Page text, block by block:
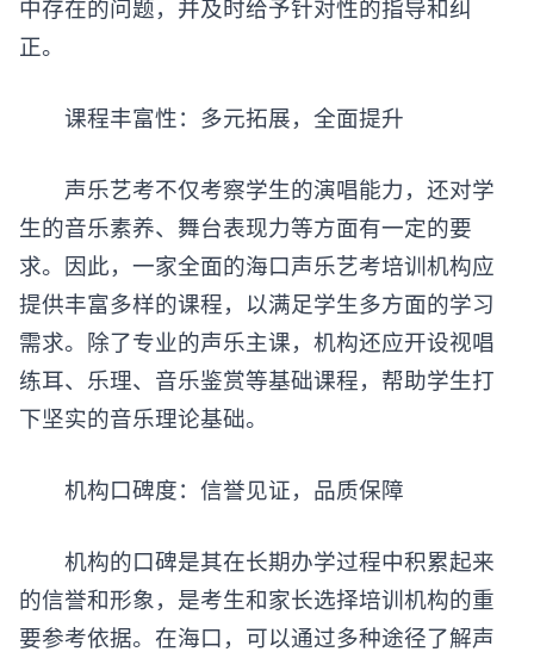
中存在的问题，并及时给予针对性的指导和纠
正。
课程丰富性：多元拓展，全面提升
声乐艺考不仅考察学生的演唱能力，还对学
生的音乐素养、舞台表现力等方面有一定的要
求。因此，一家全面的海口声乐艺考培训机构应
提供丰富多样的课程，以满足学生多方面的学习
需求。除了专业的声乐主课，机构还应开设视唱
练耳、乐理、音乐鉴赏等基础课程，帮助学生打
下坚实的音乐理论基础。
机构口碑度：信誉见证，品质保障
机构的口碑是其在长期办学过程中积累起来
的信誉和形象，是考生和家长选择培训机构的重
要参考依据。在海口，可以通过多种途径了解声